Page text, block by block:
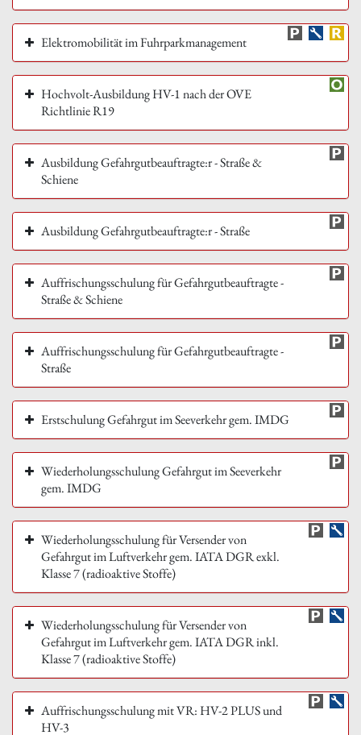
Elektromobilität im Fuhrparkmanagement
Hochvolt-Ausbildung HV-1 nach der OVE
Richtlinie R19
Ausbildung Gefahrgutbeauftragte:r - Straße &
Schiene
Ausbildung Gefahrgutbeauftragte:r - Straße
Auffrischungsschulung für Gefahrgutbeauftragte -
Straße & Schiene
Auffrischungsschulung für Gefahrgutbeauftragte -
Straße
Erstschulung Gefahrgut im Seeverkehr gem. IMDG
Wiederholungsschulung Gefahrgut im Seeverkehr
gem. IMDG
Wiederholungsschulung für Versender von
Gefahrgut im Luftverkehr gem. IATA DGR exkl.
Klasse 7 (radioaktive Stoffe)
Wiederholungsschulung für Versender von
Gefahrgut im Luftverkehr gem. IATA DGR inkl.
Klasse 7 (radioaktive Stoffe)
Auffrischungsschulung mit VR: HV-2 PLUS und
HV-3